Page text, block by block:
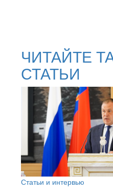
ЧИТАЙТЕ
СТАТЬИ
Статьи и интервью